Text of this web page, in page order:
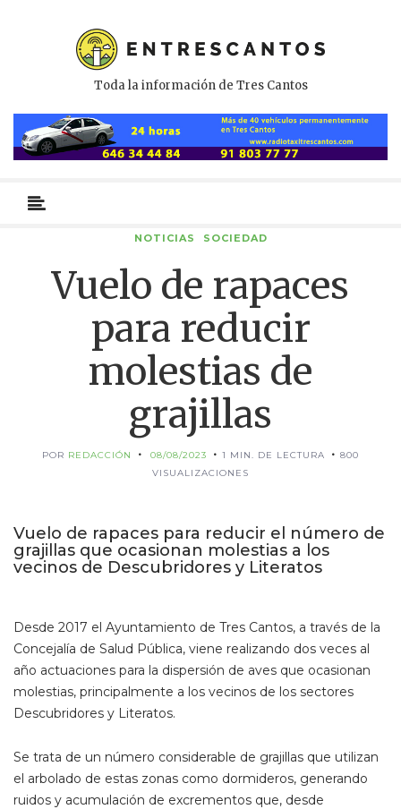
Toda la información de Tres Cantos
primario
NOTICIAS SOCIEDAD
Vuelo de rapaces
para reducir
molestias de
grajillas
POR REDACCIÓN 08/08/2023 1 MIN. DE LECTURA
800
VISUALIZACIONES
Vuelo de rapaces para reducir el número de
grajillas que ocasionan molestias a los
vecinos de Descubridores y Literatos
Desde 2017 el Ayuntamiento de Tres Cantos, a través de la
Concejalía de Salud Pública, viene realizando dos veces al
año actuaciones para la dispersión de aves que ocasionan
molestias, principalmente a los vecinos de los sectores
Descubridores y Literatos.
Se trata de un número considerable de grajillas que utilizan
el arbolado de estas zonas como dormideros, generando
ruidos y acumulación de excrementos que, desde